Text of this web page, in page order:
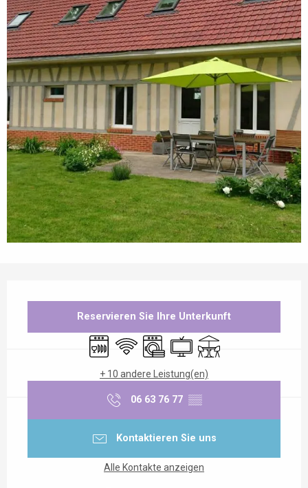
Reservieren Sie Ihre Unterkunft
Geschirrspülmaschine
Wi-Fi Waschmaschine
Fernsehen
Terrasse
+ 10 andere Leistung(en)
06 63 76 77 ▒▒
Kontaktieren Sie uns
Alle Kontakte anzeigen